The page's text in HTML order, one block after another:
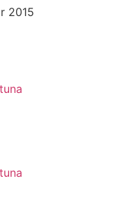
2015